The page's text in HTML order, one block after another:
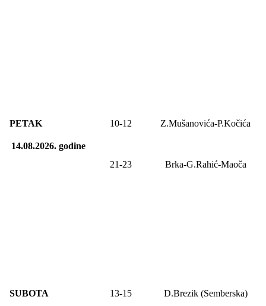
PETAK
14.08.2026.godine
10-12 Z.Mušanovića-P.Kočića
21-23 Brka-G.Rahić-Maoča
SUBOTA 13-1 5 D.Brezik (Semberska)